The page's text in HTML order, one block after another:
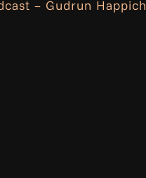
– Gudrun Happich